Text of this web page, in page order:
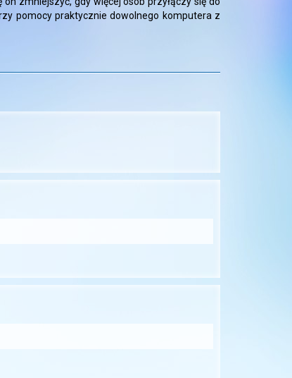
pomocy praktycznie dowolnego komputera z